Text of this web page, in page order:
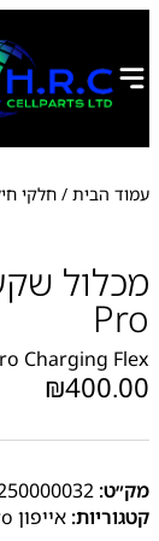
עמוד הבית / חלקי
Pro
Charging Flex
₪400.00
מק״ט:
קטגוריות: אייפון iPhone 15 Pro